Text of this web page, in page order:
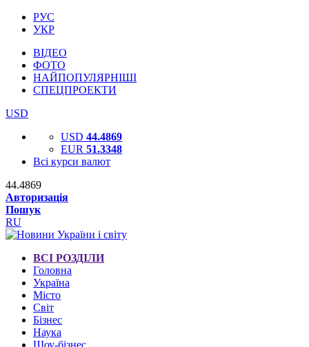
РУС
УКР
ВІДЕО
ФОТО
НАЙПОПУЛЯРНІШІ
СПЕЦПРОЕКТИ
USD
USD 44.4869
EUR 51.3348
Всі курси валют
44.4869
Авторизація
Пошук
RU
ВСІ РОЗДІЛИ
Головна
Україна
Місто
Світ
Бізнес
Наука
Шоу-бізнес